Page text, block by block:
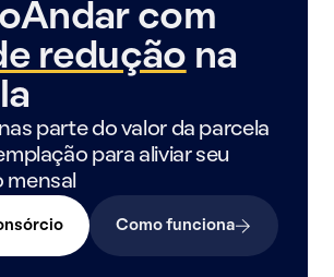
com
redução na
parte do valor da parcela
para aliviar seu
Como funciona